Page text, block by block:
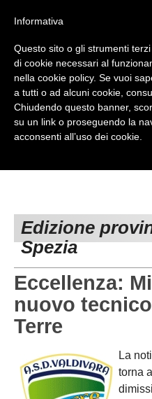
Top Menu
HOME
Accedi / Registrati
PROVINCE
GENOVA
IMPERIA
LA SPEZIA
SAVONA
NAZIONALI
REGIONALI
Edizione
Spezia
Eccellenza:
nuovo
Terre
La
torna
Informativa
Questo sito o gli strumenti
di cookie necessari al
nella cookie policy. Se vuoi
a tutti o ad alcuni cookie,
Chiudendo questo banner,
su un link o proseguendo la
acconsenti all’uso dei cookie.